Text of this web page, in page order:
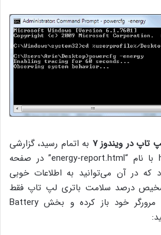
در ویندوز ۷
به اتمام رسید، گزارشی
جامع در قالب فایل html با نام “energy-report.html” در صفحه
که در آن می‌توانید به اطلاعات خوبی
درصد سلامت باتری لپ تاپ فقط
کافی‌ست این فایل را با مرورگر خود باز کرده و بخش Battery